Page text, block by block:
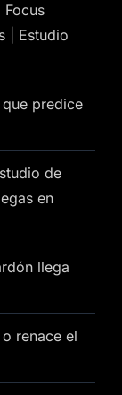
Focus
| Estudio
predice
de
en
llega
renace el